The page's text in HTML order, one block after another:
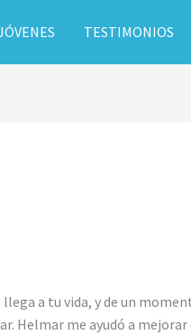
TESTIMONIOS
llega a tu vida, y de un
Helmar me ayudó a